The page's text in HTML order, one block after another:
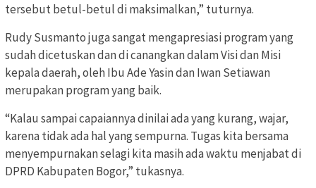
tersebut betul-betul di maksimalkan,” tuturnya.
Rudy Susmanto juga sangat mengapresiasi program yang
sudah dicetuskan dan di canangkan dalam Visi dan Misi
kepala daerah, oleh Ibu Ade Yasin dan Iwan Setiawan
merupakan program yang baik.
“Kalau sampai capaiannya dinilai ada yang kurang, wajar,
karena tidak ada hal yang sempurna. Tugas kita bersama
menyempurnakan selagi kita masih ada waktu menjabat di
DPRD Kabupaten Bogor,” tukasnya.